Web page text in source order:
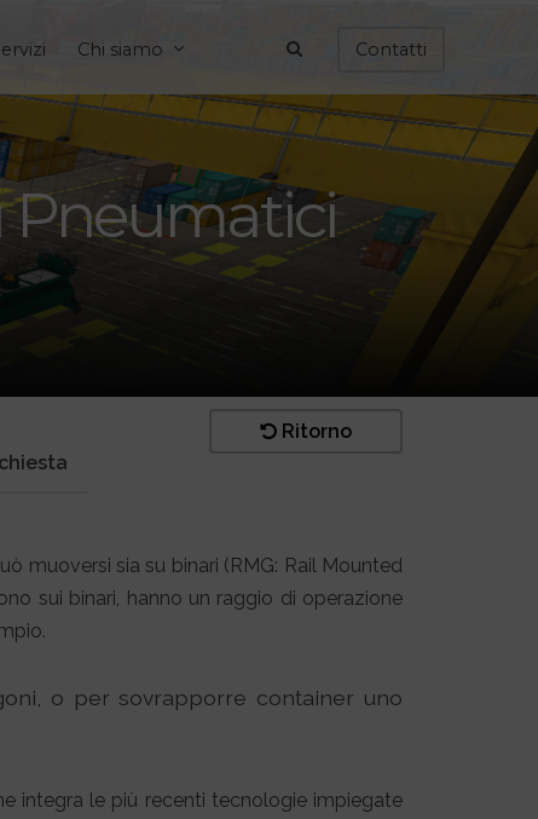
Chi siamo Contatti
Pneumatici
Ritorno
muoversi sia su binari (RMG: Rail Mounted
sui binari, hanno un raggio di operazione
o per sovrapporre container uno
integra le più recenti tecnologie impiegate